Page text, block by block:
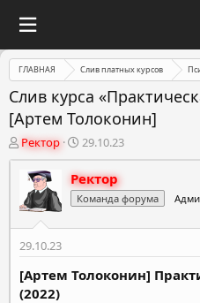
ГЛАВНАЯ Слив платных курсов
Слив курса
[Артем Толоконин]
А
в
р
м
ы
Ректор
Д
а
т
а
н
а
а
29.10.23
Ректор
Команда форума
29.10.23
[Артем Толоконин]
(2022)